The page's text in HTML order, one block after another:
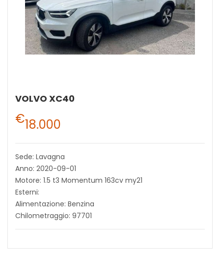
VOLVO XC40
€18.000
Sede: Lavagna
Anno: 2020-09-01
Motore: 1.5 t3 Momentum 163cv my21
Esterni:
Alimentazione: Benzina
Chilometraggio: 97701